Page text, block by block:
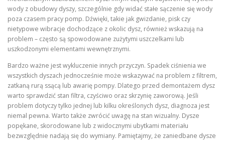
wody z obudowy dyszy, szczególnie gdy widać stałe sączenie się wody
poza czasem pracy pomp. Dźwięki, takie jak gwizdanie, pisk czy
nietypowe wibracje dochodzące z okolic dysz, również wskazują na
problem – często są spowodowane zużytymi uszczelkami lub
uszkodzonymi elementami wewnętrznymi.
Bardzo ważne jest wykluczenie innych przyczyn. Spadek ciśnienia we
wszystkich dyszach jednocześnie może wskazywać na problem z filtrem,
zatkaną rurą ssącą lub awarię pompy. Dlatego przed demontażem dysz
warto sprawdzić stan filtra, czyściwo oraz skrzynię zaworową. Jeśli
problem dotyczy tylko jednej lub kilku określonych dysz, diagnoza jest
niemal pewna. Warto także zwrócić uwagę na stan wizualny. Dysze
popękane, skorodowane lub z widocznymi ubytkami materiału
bezwzględnie nadają się do wymiany. Pamiętajmy, że zaniedbane dysze